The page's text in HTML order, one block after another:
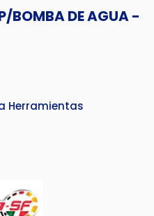
BOMBA DE AGUA -
Herramientas